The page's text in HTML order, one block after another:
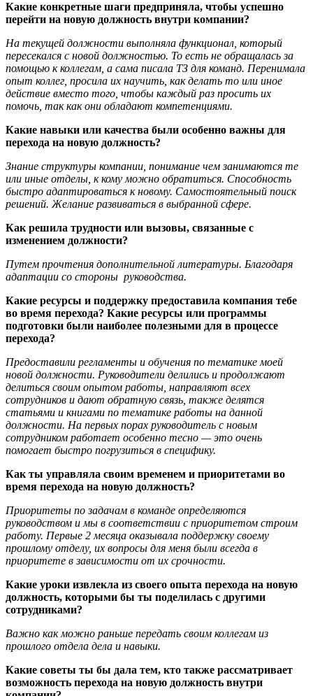
Какие конкретные шаги предприняла, чтобы успешно
перейти на новую должность внутри компании?
На текущей должности выполняла функционал, который
пересекался с новой должностью. То есть не обращалась за
помощью к коллегам, а сама писала ТЗ для команд. Перенимала
опыт коллег, просила их научить, как делать то или иное
действие вместо того, чтобы каждый раз просить их
помочь, так как они обладают компетенциями.
Какие навыки или качества были особенно важны для
перехода на новую должность?
Знание структуры компании, понимание чем занимаются те
или иные отделы, к кому можно обратиться. Способность
быстро адаптироваться к новому. Самостоятельный поиск
решений. Желание развиваться в выбранной сфере.
Как решила трудности или вызовы, связанные с
изменением должности?
Путем прочтения дополнительной литературы. Благодаря
адаптации со стороны руководства.
Какие ресурсы и поддержку предоставила компания тебе
во время перехода? Какие ресурсы или программы
подготовки были наиболее полезными для в процессе
перехода?
Предоставили регламенты и обучения по тематике моей
новой должности. Руководители делились и продолжают
делиться своим опытом работы, направляют всех
сотрудников и дают обратную связь, также делятся
статьями и книгами по тематике работы на данной
должности. На первых порах руководитель с новым
сотрудником работает особенно тесно — это очень
помогает быстро погрузиться в специфику.
Как ты управляла своим временем и приоритетами во
время перехода на новую должность?
Приоритеты по задачам в команде определяются
руководством и мы в соответствии с приоритетом строим
работу. Первые 2 месяца оказывала поддержку своему
прошлому отделу, их вопросы для меня были всегда в
приоритете в зависимости от их срочности.
Какие уроки извлекла из своего опыта перехода на новую
должность, которыми бы ты поделилась с другими
сотрудниками?
Важно как можно раньше передать своим коллегам из
прошлого отдела дела и навыки.
Какие советы ты бы дала тем, кто также рассматривает
возможность перехода на новую должность внутри